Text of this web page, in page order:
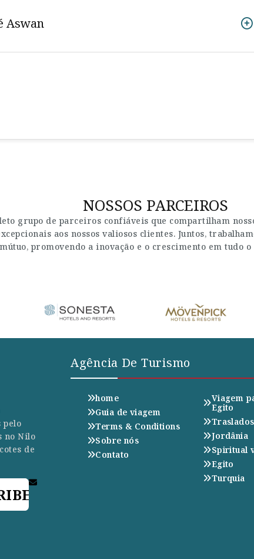
Aswan
NOSSOS PARCEIROS
grupo de parceiros confiáveis que compartilham
aos nossos valiosos clientes. Juntos,
mútuo, promovendo a inovação e o crescimento em tudo o
pelo
no Nilo
de
Agência De Turismo
home
Guia de viagem
Terms & Conditions
Sobre nós
Contato
Viagem
Egito
Traslados
Jordânia
Spiritual
Egito
Turquia